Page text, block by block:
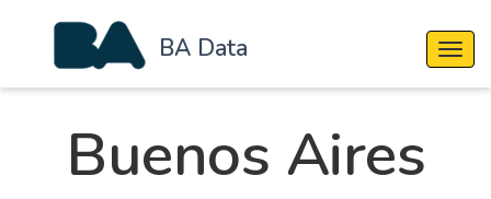
BA Data
Buenos Aires